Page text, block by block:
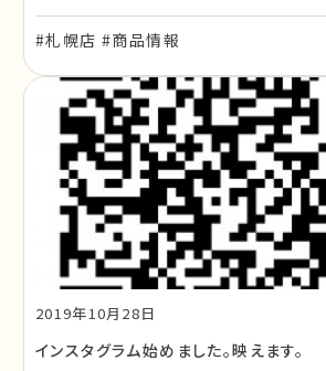
#札幌店 #商品情報
2019年10月28日
インスタグラム始めました。映えます。